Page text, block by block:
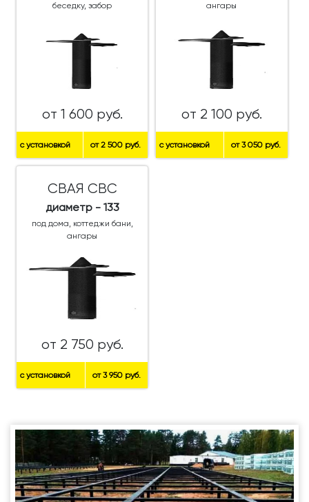
беседку, забор
от 1 600 руб.
с установкой от 2 500 руб.
ангары
от 2 100 руб.
с установкой от 3 050 руб.
СВАЯ СВС
диаметр - 133
под дома, коттеджи бани,
ангары
от 2 750 руб.
с установкой от 3 950 руб.